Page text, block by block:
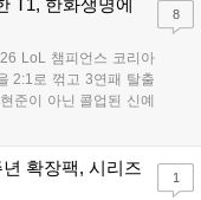
T1, 한화생명에
LoL 챔피언스 코리아
2:1로 꺾고 3연패 탈출
준이 아닌 콜업된 신예
패배하고 말았다. T1은
8
확장팩, 시리즈
1